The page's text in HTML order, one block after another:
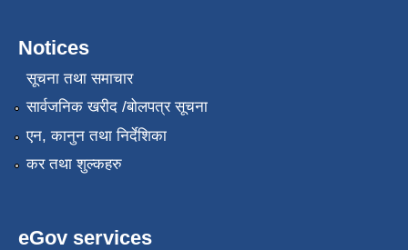
Notices
सूचना तथा समाचार
सार्वजनिक खरीद /बोलपत्र सूचना
एन, कानुन तथा निर्देशिका
कर तथा शुल्कहरु
eGov services